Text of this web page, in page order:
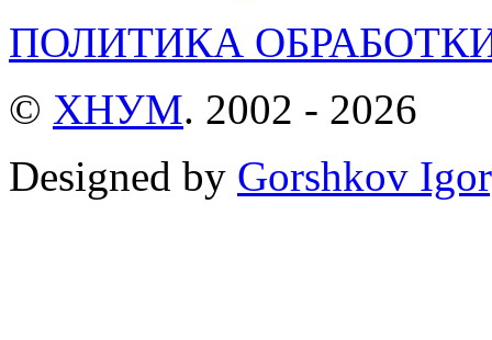
ПОЛИТИКА
© ХНУМ. 2002 - 2026
Designed by Gorshkov Igor